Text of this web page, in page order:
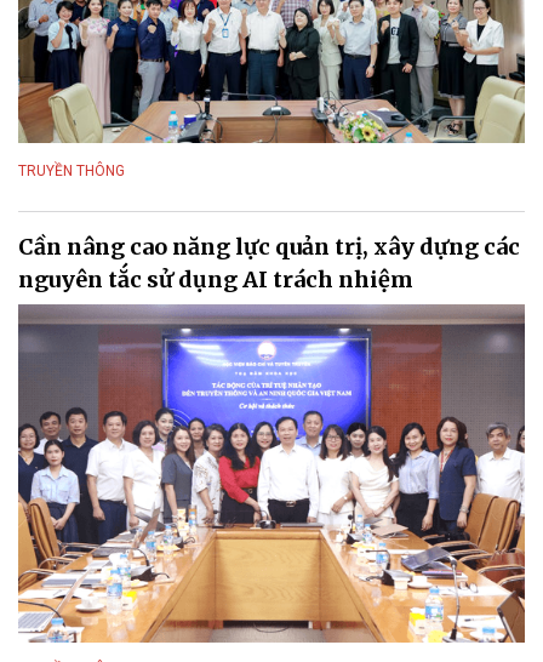
TRUYỀN THÔNG
Cần nâng cao năng lực quản trị, xây dựng các
nguyên tắc sử dụng AI trách nhiệm